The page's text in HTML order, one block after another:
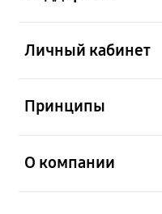
Личный кабинет
Принципы
О компании